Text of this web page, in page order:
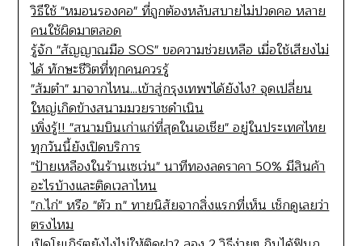
วิธีใช้ "หมอนรองคอ" ที่ถูกต้องหลับสบายไม่ปวดคอ หลาย
คนใช้ผิดมาตลอด
รู้จัก "สัญญาณมือ SOS" ขอความช่วยเหลือ เมื่อใช้เสียงไม่
ได้ ทักษะชีวิตที่ทุกคนควรรู้
"ส้มตำ" มาจากไหน...เข้าสู่กรุงเทพฯได้ยังไง? จุดเปลี่ยน
ใหญ่เกิดข้างสนามมวยราชดำเนิน
เพิ่งรู้!! "สนามบินเก่าแก่ที่สุดในเอเชีย" อยู่ในประเทศไทย
ทุกวันนี้ยังเปิดบริการ
"ป้ายเหลืองในร้านเซเว่น" นาทีทองลดราคา 50% มีสินค้า
อะไรบ้างและติดเวลาไหน
"ก.ไก่" หรือ "ตัว n" ทายนิสัยจากสิ่งแรกที่เห็น เช็กดูเลยว่า
ตรงไหม